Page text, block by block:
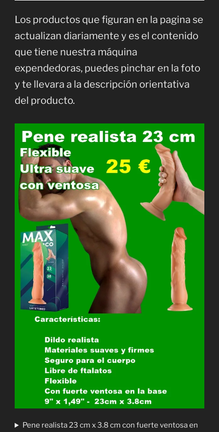
Los productos que figuran en la pagina se
actualizan diariamente y es el contenido
que tiene nuestra máquina
expendedoras, puedes pinchar en la foto
y te llevara a la descripción orientativa
del producto.
Pene realista 23 cm x 3.8 cm con fuerte ventosa en